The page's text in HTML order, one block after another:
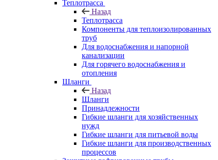
Теплотрасса
Назад
Теплотрасса
Компоненты для теплоизолированных
труб
Для водоснабжения и напорной
канализации
Для горячего водоснабжения и
отопления
Шланги
Назад
Шланги
Принадлежности
Гибкие шланги для хозяйственных
нужд
Гибкие шланги для питьевой воды
Гибкие шланги для производственных
процессов